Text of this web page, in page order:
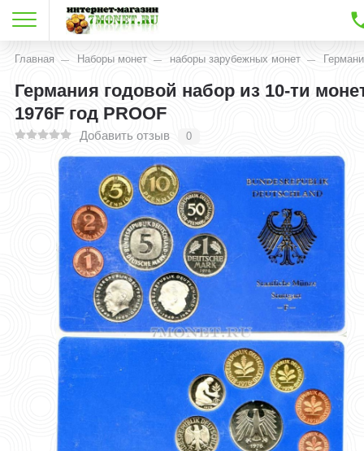
Главная Наборы монет наборы зарубежных монет
Германия годовой набор из 10-ти
1976F год PROOF
Добавить отзыв 0